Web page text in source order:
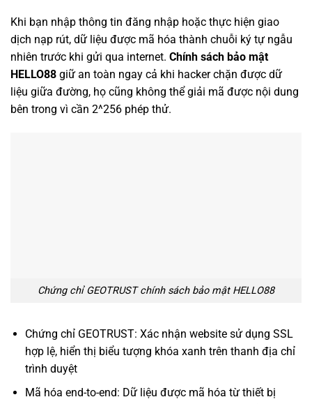
Khi bạn nhập thông tin đăng nhập hoặc thực hiện giao
dịch nạp rút, dữ liệu được mã hóa thành chuỗi ký tự ngẫu
nhiên trước khi gửi qua internet. Chính sách bảo mật
HELLO88 giữ an toàn ngay cả khi hacker chặn được dữ
liệu giữa đường, họ cũng không thể giải mã được nội dung
bên trong vì cần 2^256 phép thử.
Chứng chỉ GEOTRUST chính sách bảo mật HELLO88
Chứng chỉ GEOTRUST: Xác nhận website sử dụng SSL
hợp lệ, hiển thị biểu tượng khóa xanh trên thanh địa chỉ
trình duyệt
Mã hóa end-to-end: Dữ liệu được mã hóa từ thiết bị